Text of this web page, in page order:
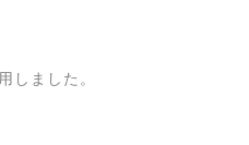
しました。